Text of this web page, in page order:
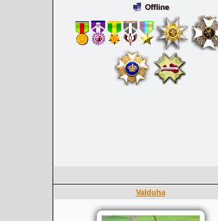
Valduha